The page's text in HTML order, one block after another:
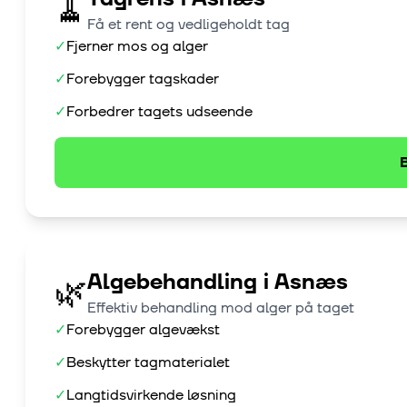
🧹 Få et rent og vedligeholdt tag
✓Fjerner mos og alger
✓Forebygger tagskader
✓Forbedrer tagets udseende
🌿Algebehandling i Asnæs
Effektiv behandling mod alger på taget
✓Forebygger algevækst
✓Beskytter tagmaterialet
✓Langtidsvirkende løsning